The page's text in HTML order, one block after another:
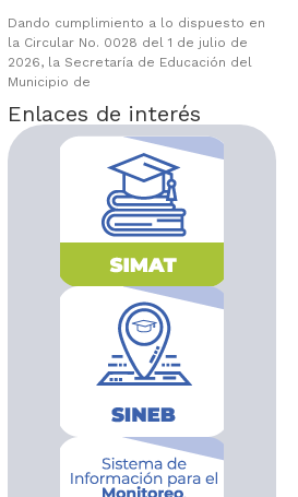
Dando cumplimiento a lo dispuesto en
la Circular No. 0028 del 1 de julio de
2026, la Secretaría de Educación del
Municipio de
Enlaces de interés